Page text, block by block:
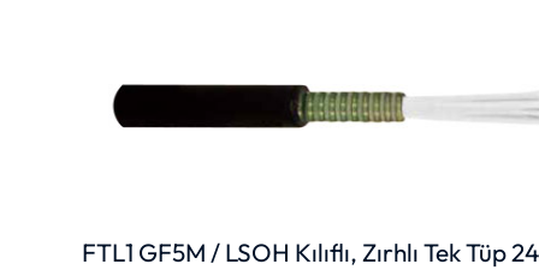
FTL1 GF5M / LSOH Kılıflı, Zırhlı Tek Tüp 24